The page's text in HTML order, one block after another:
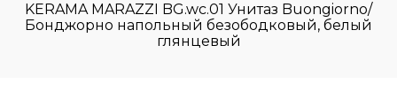
KERAMA MARAZZI BG.wc.01 Унитаз Buongiorno/
Бонджорно напольный безободковый, белый
глянцевый